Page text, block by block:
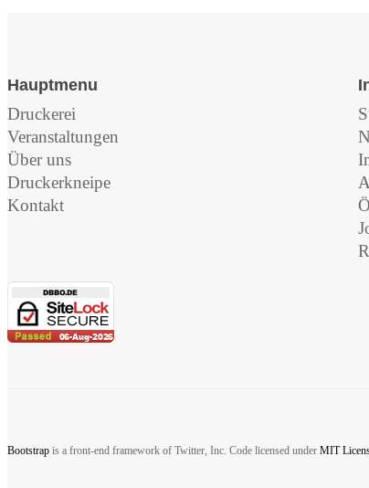
Hauptmenu
Druckerei
Veranstaltungen
Über uns
Druckerkneipe
Kontakt
Bootstrap is a front-end framework of Twitter, Inc. Code licensed under MIT